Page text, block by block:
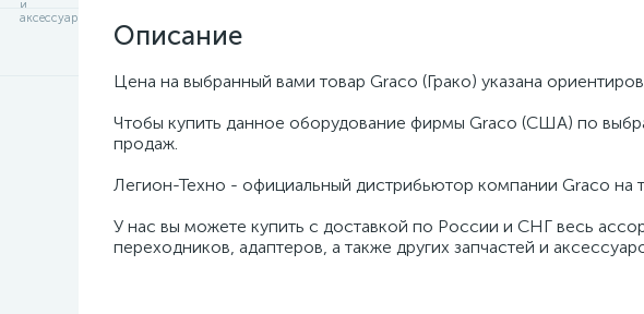
Описание
Цена на выбранный вами товар Graco (Грако) указана
Чтобы купить данное оборудование фирмы Graco (США) по
продаж.
Легион-Техно - официальный дистрибьютор компании Graco на
У нас вы можете купить с доставкой по России и СНГ весь
переходников, адаптеров, а также других запчастей и